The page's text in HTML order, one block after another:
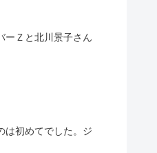
ーＺと北川景子さん
は初めてでした。ジ